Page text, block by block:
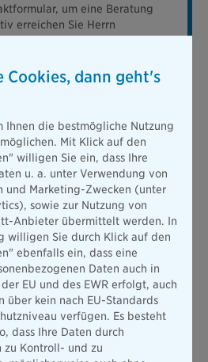
um eine Beratung
erreichen Sie Herrn
auf die Sie zählen
– und ein Versicherer,
seit 1858 vertrauen.
man sich, wir sind füreinander da.
auch unseren Kundinnen und
und Kunden vertrauen uns
Cookies, dann geht's
Ihnen die bestmögliche Nutzung
Mit Klick auf den
willigen Sie ein, dass Ihre
u. a. unter Verwendung von
und Marketing-Zwecken (unter
sowie zur Nutzung von
Anbieter übermittelt werden. In
willigen Sie durch Klick auf den
ebenfalls ein, dass eine
Daten auch in
EU und des EWR erfolgt, auch
über kein nach EU-Standards
verfügen. Es besteht
dass Ihre Daten durch
zu Kontroll- und zu